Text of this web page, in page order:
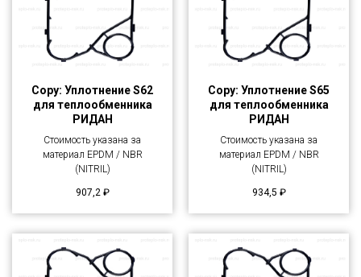
Copy: Уплотнение S62
для теплообменника
РИДАН
Стоимость указана за
материал EPDM / NBR
(NITRIL)
907,2 ₽
Copy: Уплотнение S65
для теплообменника
РИДАН
Стоимость указана за
материал EPDM / NBR
(NITRIL)
934,5 ₽